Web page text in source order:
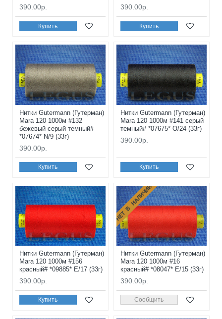
390.00р.
Купить
390.00р.
Купить
Нитки Gutermann (Гутерман)
Mara 120 1000м #132
бежевый серый темный#
*07674* N/9 (33г)
390.00р.
Купить
Нитки Gutermann (Гутерман)
Mara 120 1000м #141 серый
темный# *07675* O/24 (33г)
390.00р.
Купить
Нитки Gutermann (Гутерман)
Mara 120 1000м #156
красный# *09885* E/17 (33г)
390.00р.
Купить
НЕТ В НАЛИЧИИ
Нитки Gutermann (Гутерман)
Mara 120 1000м #16
красный# *08047* E/15 (33г)
390.00р.
Сообщить